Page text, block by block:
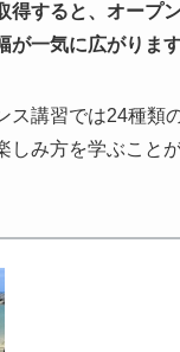
得すると、オープ
が一気に広がります
ス講習では24種類
しみ方を学ぶこと